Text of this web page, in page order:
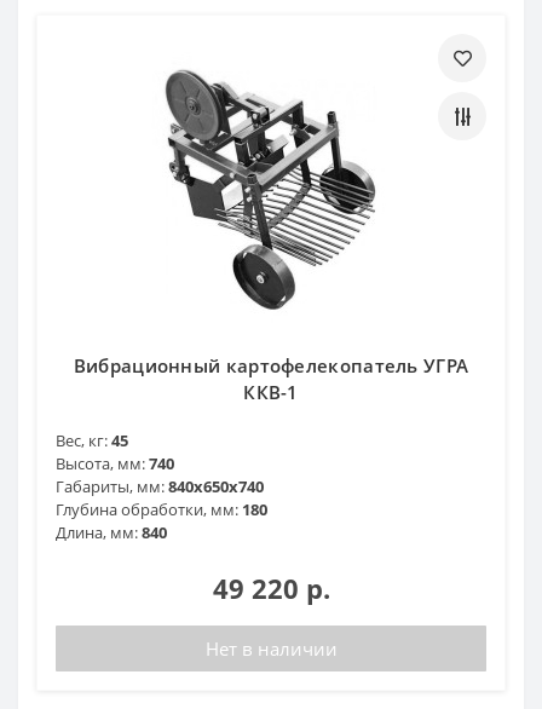
Вибрационный картофелекопатель УГРА
ККВ-1
Вес, кг:45
Высота, мм:740
Габариты, мм:840x650x740
Глубина обработки, мм: 180
Длина, мм:840
49 220 р.
Нет в наличии